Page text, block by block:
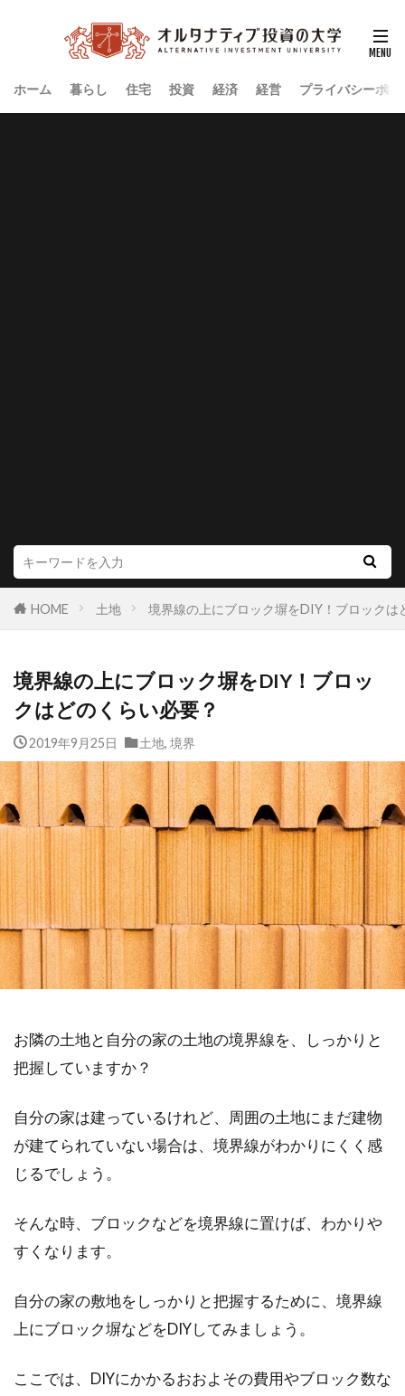
ホーム 暮らし 住宅 投資 経済 経営 プライバシーポリ
HOME 土地 境界線の上にブロック塀をDIY！ブロックは
境界線の上にブロック塀をDIY！ブロッ
クはどのくらい必要？
2019年9月25日 土地, 境界
お隣の土地と自分の家の土地の境界線を、しっかりと
把握していますか？
自分の家は建っているけれど、周囲の土地にまだ建物
が建てられていない場合は、境界線がわかりにくく感
じるでしょう。
そんな時、ブロックなどを境界線に置けば、わかりや
すくなります。
自分の家の敷地をしっかりと把握するために、境界線
上にブロック塀などをDIYしてみましょう。
ここでは、DIYにかかるおおよその費用やブロック数な